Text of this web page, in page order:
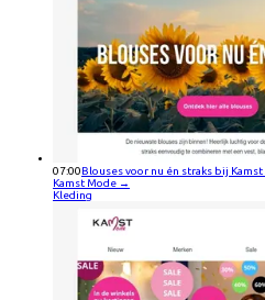
07:00Blouses voor nu én straks bij
Kamst Mode →
Kleding